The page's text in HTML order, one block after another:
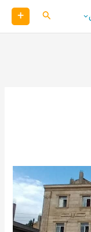
کاوش +